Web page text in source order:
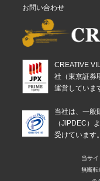
お問い合わせ
CREATIVE
社（東京証券
運営していま
当社は、一般
（JIPDEC）
受けています。
当サ
無断転